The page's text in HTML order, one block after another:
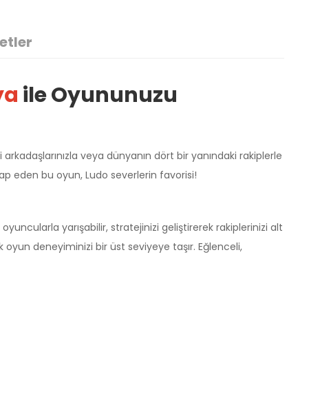
ile Oyununuzu
veya dünyanın dört bir yanındaki rakiplerle
eden bu oyun, Ludo severlerin favorisi!
yarışabilir, stratejinizi geliştirerek rakiplerinizi alt
deneyiminizi bir üst seviyeye taşır. Eğlenceli,